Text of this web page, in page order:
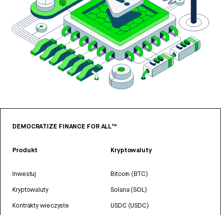
DEMOCRATIZE FINANCE FOR ALL™
Produkt
Inwestuj
Kryptowaluty
Kontrakty wieczyste
Kryptowaluty
Bitcoin (BTC)
Solana (SOL)
USDC (USDC)